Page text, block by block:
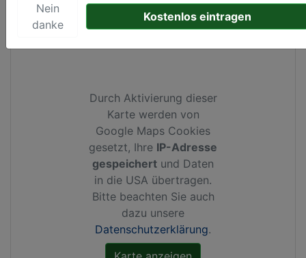
Kartenansicht Damrak 96inAmsterdam
Durch Aktivierung dieser
Karte werden von
Google Maps Cookies
gesetzt, Ihre IP-Adresse
gespeichert und Daten
in die USA übertragen.
Bitte beachten Sie auch
dazu unsere
Datenschutzerklärung.
Nein
danke
Kostenlos eintragen